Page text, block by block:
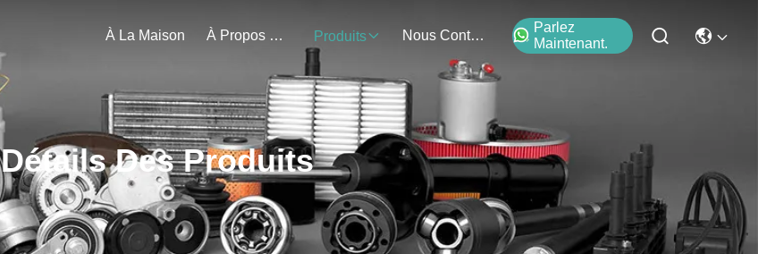
À La Maison À Propos De Nous Produits Nous Contacter
Parlez
Maintenant.
Détails Des Produits